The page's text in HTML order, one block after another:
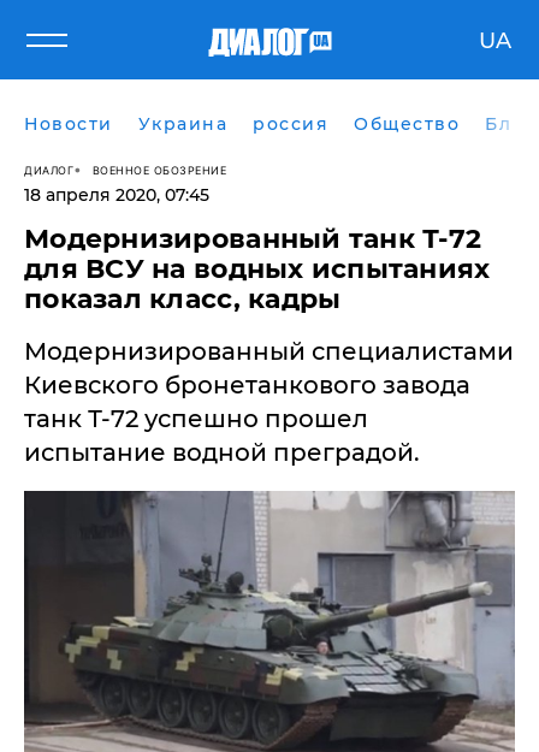
UA
Новости Украина россия Общество
ДИАЛОГ ВОЕННОЕ ОБОЗРЕНИЕ
18 апреля 2020, 07:45
Модернизированный танк Т-72
для ВСУ на водных испытаниях
показал класс, кадры
Модернизированный специалистами
Киевского бронетанкового завода
танк Т-72 успешно прошел
испытание водной преградой.